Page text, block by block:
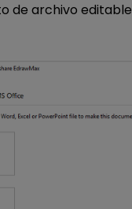
de archivo editable